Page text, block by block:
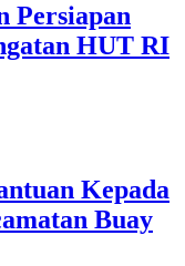
Persiapan
HUT RI
Kepada
Buay